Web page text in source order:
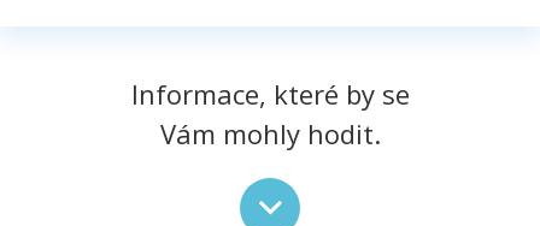
Informace, které by se
Vám mohly hodit.